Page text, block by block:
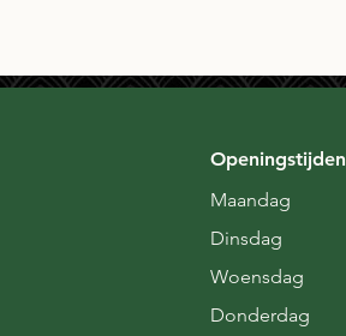
Openingstijden
Maandag
Dinsdag
Woensdag
Donderdag